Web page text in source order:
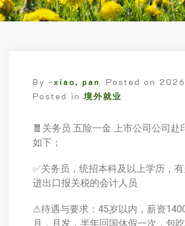
By -xiao, pan Posted on 2026
Posted in 境外就业
🧧关务员 五险一金 上市公司公司赴
如下；
✅关务员，统招本科及以上学历，
进出口报关税的会计人员
⚠待遇与要求：45岁以内，薪资
月，月发，半年回国休假一次，包